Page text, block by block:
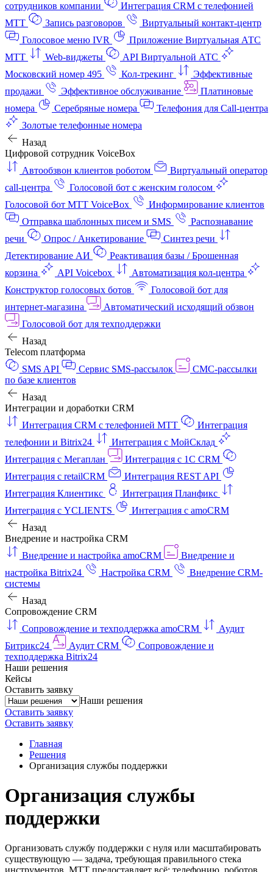
сотрудников компании
Интеграция CRM с телефонией
МТТ
Запись разговоров
Виртуальный контакт‑центр
Голосовое меню IVR
Приложение Виртуальная АТС
МТТ
Web-виджеты
API Виртуальной АТС
Московский номер 495
Кол-трекинг
Эффективные
продажи
Эффективное обслуживание
Платиновые
номера
Серебряные номера
Телефония для Call-центра
Золотые телефонные номера
Назад
Цифровой сотрудник VoiceBox
Автообзвон клиентов роботом
Виртуальный оператор
call-центра
Голосовой бот с женским голосом
Голосовой бот МТТ VoiceBox
Информирование клиентов
Отправка шаблонных писем и SMS
Распознавание
речи
Опрос / Анкетирование
Синтез речи
Детектирование АИ
Реактивация базы / Брошенная
корзина
API Voicebox
Автоматизация кол‑центра
Конструктор голосовых ботов
Голосовой бот для
интернет‑магазина
Автоматический исходящий обзвон
Голосовой бот для техподдержки
Назад
Telecom платформа
SMS API
Сервис SMS-рассылок
СМС-рассылки
по базе клиентов
Назад
Интеграции и доработки CRM
Интеграция CRM с телефонией МТТ
Интеграция
телефонии и Bitrix24
Интеграция с МойСклад
Интеграция с Мегаплан
Интеграция с 1C CRM
Интеграция с retailCRM
Интеграция REST API
Интеграция Клиентикс
Интеграция Планфикс
Интеграция с YCLIENTS
Интеграция с amoCRM
Назад
Внедрение и настройка CRM
Внедрение и настройка amoCRM
Внедрение и
настройка Bitrix24
Настройка CRM
Внедрение CRM-
системы
Назад
Сопровождение CRM
Сопровождение и техподдержка amoCRM
Аудит
Битрикс24
Аудит CRM
Сопровождение и
техподдержка Bitrix24
Наши решения
Кейсы
Оставить заявку
Наши решения
Оставить заявку
Оставить заявку
Главная
Решения
Организация службы поддержки
Организация службы
поддержки
Организовать службу поддержки с нуля или масштабировать
существующую — задача, требующая правильного стека
инструментов. МТТ предоставляет всё: телефонию, роботов,